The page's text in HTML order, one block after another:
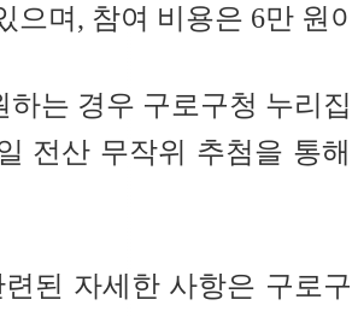
으며, 참여 비용은 6만 원
하는 경우 구로구청 누리
전산 무작위 추첨을 통
된 자세한 사항은 구로